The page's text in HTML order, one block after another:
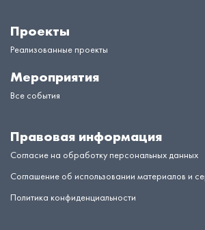
Проекты
Реализованные проекты
Мероприятия
Все события
Правовая информация
Согласие на обработку персональных данных
Соглашение об использовании материалов и
Политика конфиденциальности